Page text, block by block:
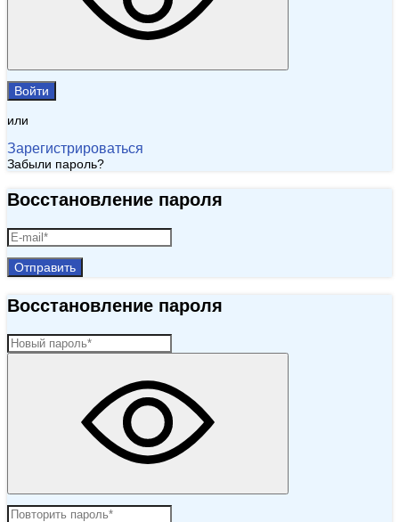
Войти
или
Зарегистрироваться
Забыли пароль?
Восстановление пароля
Отправить
Восстановление пароля